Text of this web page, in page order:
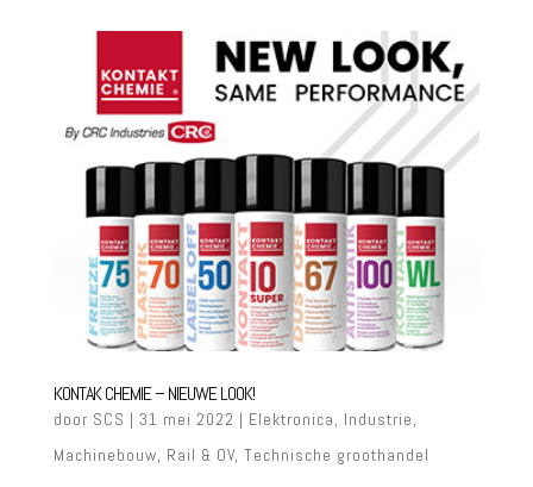
KONTAK CHEMIE – NIEUWE LOOK!
door SCS | 31 mei 2022 | Elektronica, Industrie,
Machinebouw, Rail & OV, Technische groothandel